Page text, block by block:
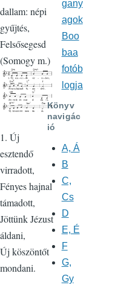
dallam: népi
gyűjtés,
Felsősegesd
(Somogy m.)
1. Új
esztendő
virradott,
Fényes hajnal
támadott,
Jöttünk Jézust
áldani,
Új köszöntőt
mondani.
gany
agok
Boo
baa
fotób
logja
Könyv
navigác
ió
A, Á
B
C,
Cs
D
E, É
F
G,
Gy